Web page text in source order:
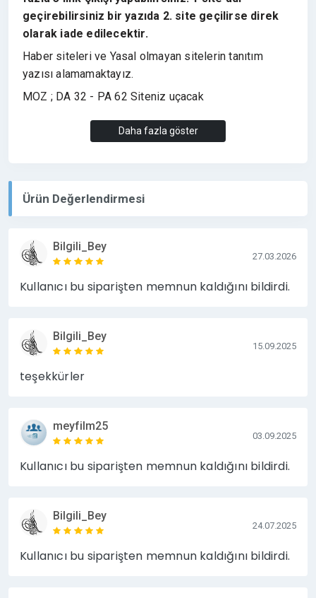
geçirebilirsiniz bir yazıda 2. site geçilirse direk
olarak iade edilecektir.
Haber siteleri ve Yasal olmayan sitelerin tanıtım
yazısı alamamaktayız.
MOZ ; DA 32 - PA 62 Siteniz uçacak
AHREFS ; DR 56
News kayıtlı yerel haber sitesinden tanıtım yazısı. 6
2017 yılından bu yana kesintisiz hizmet, hiç bir
Daha fazla göster
Ürün Değerlendirmesi
Bilgili_Bey
27.03.2026
Kullanıcı bu siparişten memnun kaldığını bildirdi.
Bilgili_Bey
15.09.2025
teşekkürler
meyfilm25
03.09.2025
Kullanıcı bu siparişten memnun kaldığını bildirdi.
Bilgili_Bey
24.07.2025
Kullanıcı bu siparişten memnun kaldığını bildirdi.